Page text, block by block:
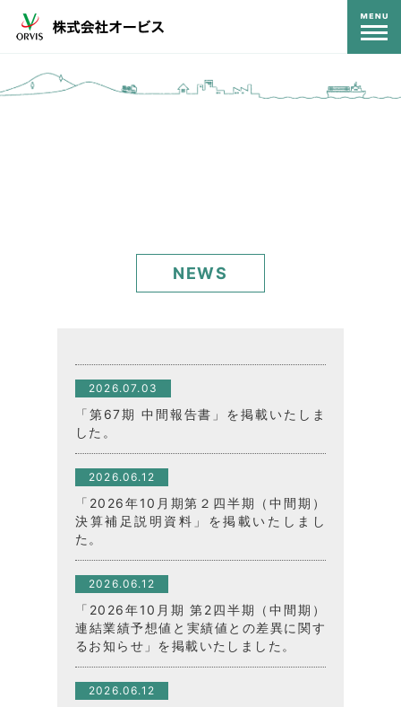
NEWS
2026.07.03
「第67期 中間報告書」を掲載いたしま
した。
2026.06.12
「2026年10月期第２四半期（中間期）
決算補足説明資料」を掲載いたしまし
た。
2026.06.12
「2026年10月期 第2四半期（中間期）
連結業績予想値と実績値との差異に関す
るお知らせ」を掲載いたしました。
2026.06.12